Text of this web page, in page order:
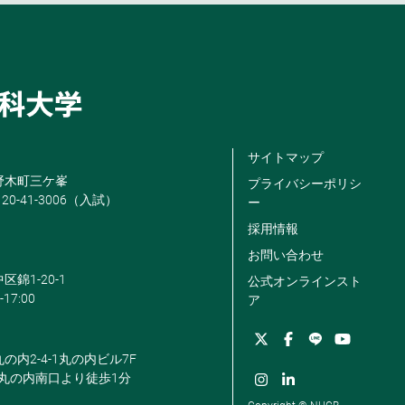
木町三ケ峯
41-3006（入試）
錦1-20-1
17:00
内2-4-1丸の内ビル7F
の内南口より徒歩1分
サイトマップ
プライバシーポリシ
ー
採用情報
お問い合わせ
公式オンラインスト
ア